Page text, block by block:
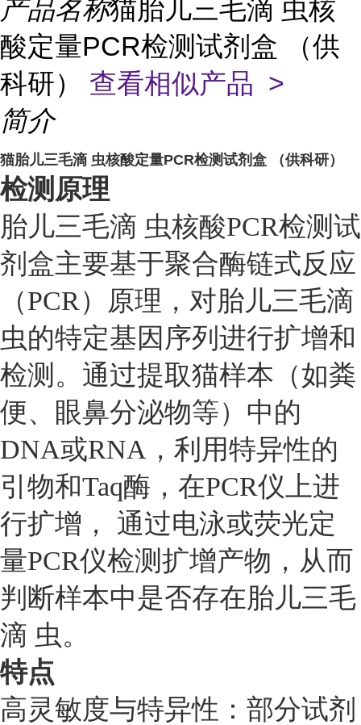
产品名称猫胎儿三毛滴 虫核
酸定量PCR检测试剂盒 （供
科研） 查看相似产品 >
简介
猫胎儿三毛滴 虫核酸定量PCR检测试剂盒 （供科研）
检测原理
胎儿三毛滴 虫核酸PCR检测试
剂盒主要基于聚合酶链式反应
（PCR）原理，对胎儿三毛滴
虫的特定基因序列进行扩增和
检测。通过提取猫样本（如粪
便、眼鼻分泌物等）中的
DNA或RNA，利用特异性的
引物和Taq酶，在PCR仪上进
行扩增， 通过电泳或荧光定
量PCR仪检测扩增产物，从而
判断样本中是否存在胎儿三毛
滴 虫。
特点
高灵敏度与特异性：部分试剂